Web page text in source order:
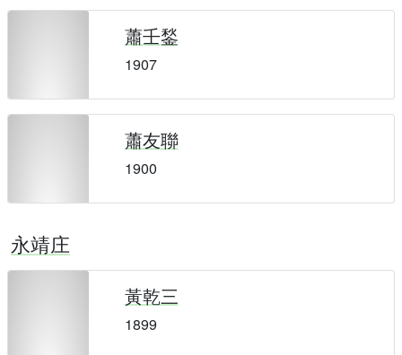
蕭壬鍫
1907
蕭友聯
1900
永靖庄
黃乾三
1899